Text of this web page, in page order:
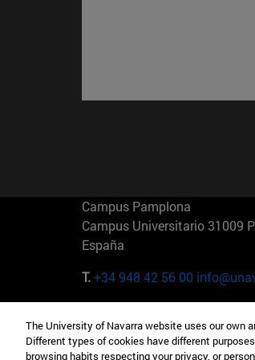
Campus Pamplona
Campus Universitario 31009
España
T.+34 948 42 56 00
Camino del Cerro Águila 3
Madrid España
The University of Navarra website uses our own
Different types of cookies have different
browsing habits respecting your privacy, or